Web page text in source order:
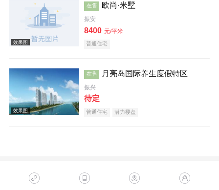
效果图
在售 欧尚·米墅
振安
8400 元/平米
普通住宅
在售 月亮岛国际养生度假特区
振兴
待定
普通住宅 潜力楼盘